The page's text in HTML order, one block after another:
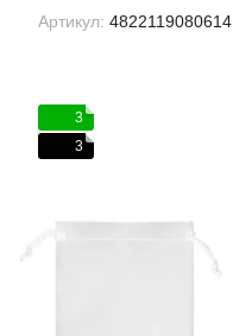
Артикул: 4822119080614
3
3